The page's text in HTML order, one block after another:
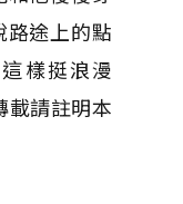
途上的點
樣挺浪漫
載請註明本